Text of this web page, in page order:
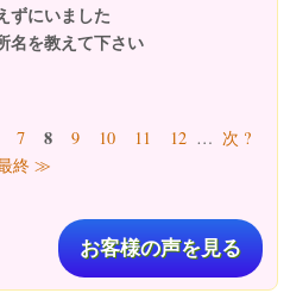
ずにいました
名を教えて下さい
7 8 9 10 11 12 … 次 ?
終 ≫
お客様の声を見る